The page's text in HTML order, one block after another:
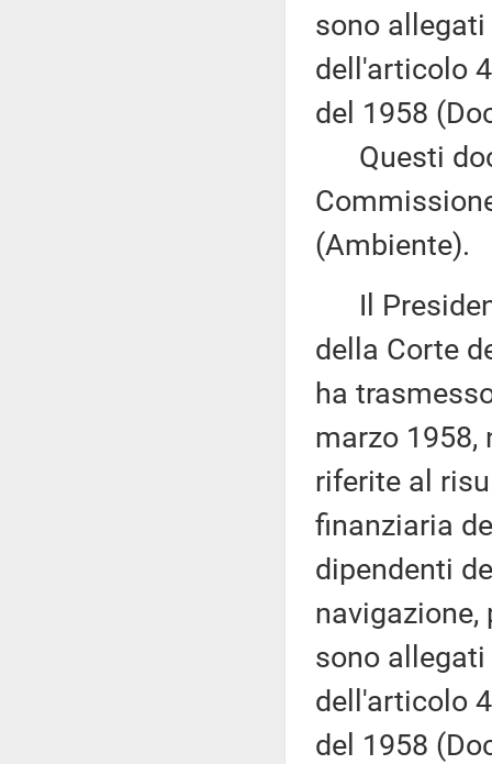
sono
dell'articolo
del 1958
Questi
(Ambiente).
Il
della Corte
ha
marzo 1958,
riferite al
finanziaria
dipendenti
navigazione,
sono
dell'articolo
del 1958